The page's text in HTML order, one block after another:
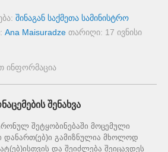
შინაგან საქმეთა სამინისტრო
Ana Maisuradze თარიღი: 17 ივნისი
ინფორმაცია
შენახვა
შეტყობინებაში მოცემული
დანართ(ებ)ი გამიზნულია მხოლოდ
და შეიძლება შეიცავდეს